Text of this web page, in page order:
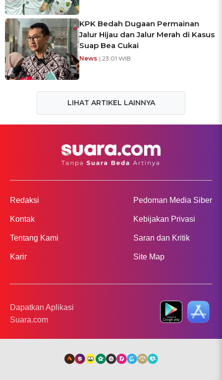
KPK Bedah Dugaan Permainan
Jalur Hijau dan Jalur Merah di Kasus
Suap Bea Cukai
News | 23:01 WIB
LIHAT ARTIKEL LAINNYA
Redaksi
Kontak
Tentang Kami
Karir
Pedoman Media Siber
Kebijakan Privasi
Saran dan Kritik
Site Map
Dapatkan Aplikasi
Suara.com